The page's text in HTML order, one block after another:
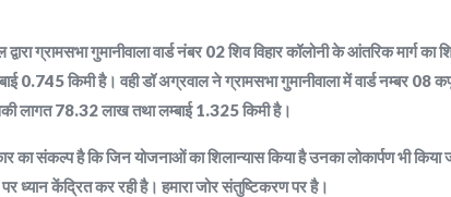
ग्रामसभा गुमानीवाला वार्ड नंबर 02 शिव विहार कॉलोनी के आंतरिक मार्ग का
किमी है। वही डॉ अग्रवाल ने ग्रामसभा गुमानीवाला में वार्ड नम्बर 08
लागत 78.32 लाख तथा लम्बाई 1.325 किमी है।
का संकल्प है कि जिन योजनाओं का शिलान्यास किया है उनका लोकार्पण भी किया
ध्यान केंद्रित कर रही है। हमारा जोर संतुष्टिकरण पर है।